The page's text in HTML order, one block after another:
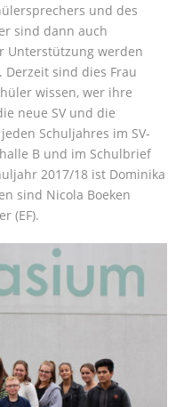
und des
sind dann auch
Unterstützung werden
Derzeit sind dies Frau
wissen, wer ihre
neue SV und die
Schuljahres im SV-
B und im Schulbrief
2017/18 ist Dominika
sind Nicola Boeken
(EF).